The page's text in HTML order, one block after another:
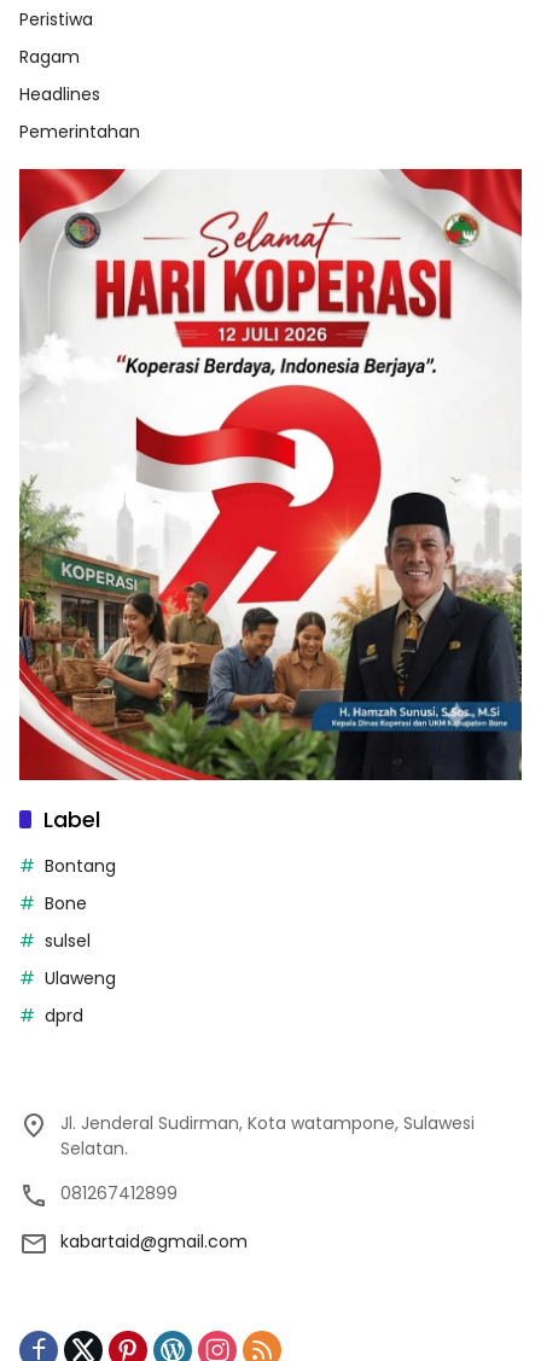
Peristiwa
Ragam
Headlines
Pemerintahan
Label
Bontang
Bone
sulsel
Ulaweng
dprd
Jl. Jenderal Sudirman, Kota watampone, Sulawesi
Selatan.
081267412899
kabartaid@gmail.com